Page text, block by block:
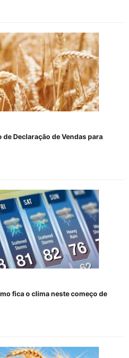
Declaração de Vendas para
fica o clima neste começo de